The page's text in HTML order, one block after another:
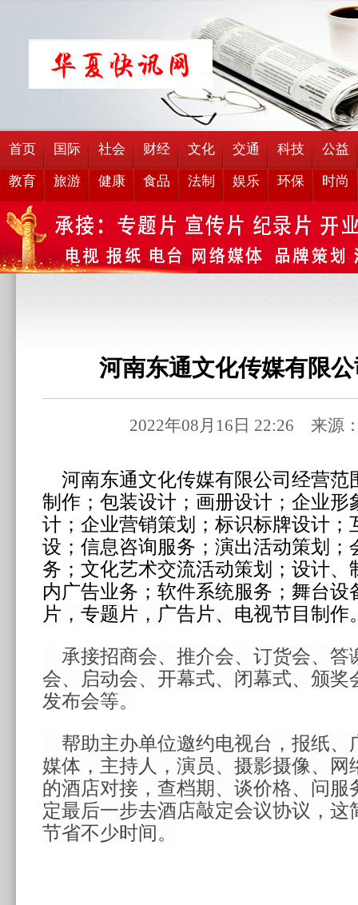
首页 国际 社会 财经 文化 交通 科技 公益
教育 旅游 健康 食品 法制 娱乐 环保 时尚
河南东通文化传媒有限
2022年08月16日 22:26 来源
河南东通文化传媒有限公司经营范
制作；包装设计；画册设计；企业形
计；企业营销策划；标识标牌设计；
设；信息咨询服务；演出活动策划；
务；文化艺术交流活动策划；设计、
内广告业务；软件系统服务；舞台设
片，专题片，广告片、 电视节目制作
承接招商会、推介会、订货会、答
会、启动会、开幕式、闭幕式、颁奖
发布会等。
帮助主办单位邀约电视台，报纸、
媒体，主持人，演员、摄影摄像、网
的酒店对接，查档期、谈价格、问服
定最后一步去酒店敲定会议协议，这
节省不少时间。